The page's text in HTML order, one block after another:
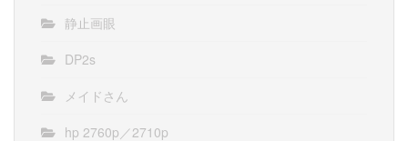
静止画眼
DP2s
メイドさん
hp 2760p／2710p